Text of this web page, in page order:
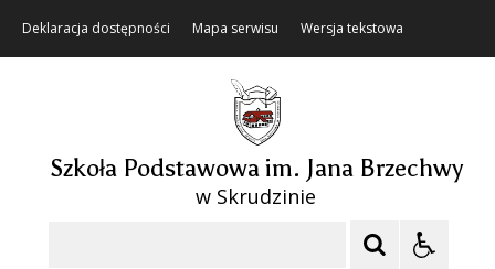
Deklaracja dostępności Mapa serwisu Wersja tekstowa
Szkoła Podstawowa im. Jana Brzechwy
w Skrudzinie